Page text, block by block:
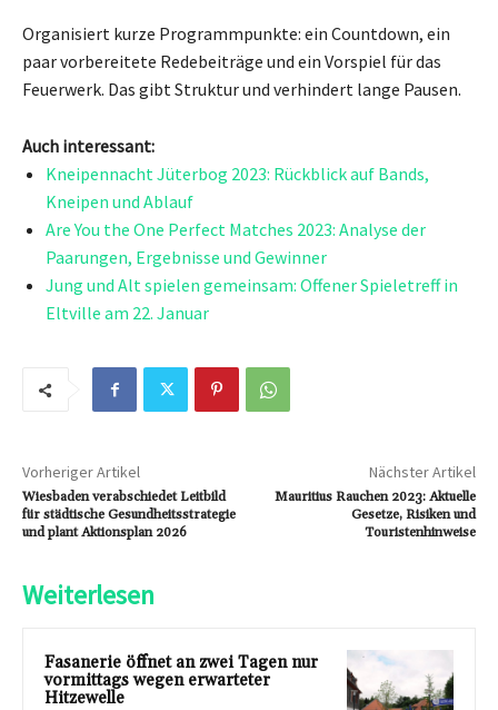
Organisiert kurze Programmpunkte: ein Countdown, ein
paar vorbereitete Redebeiträge und ein Vorspiel für das
Feuerwerk. Das gibt Struktur und verhindert lange Pausen.
Auch interessant:
Kneipennacht Jüterbog 2023: Rückblick auf Bands,
Kneipen und Ablauf
Are You the One Perfect Matches 2023: Analyse der
Paarungen, Ergebnisse und Gewinner
Jung und Alt spielen gemeinsam: Offener Spieletreff in
Eltville am 22. Januar
Vorheriger Artikel
Wiesbaden verabschiedet Leitbild
für städtische Gesundheitsstrategie
und plant Aktionsplan 2026
Nächster Artikel
Mauritius Rauchen 2023: Aktuelle
Gesetze, Risiken und
Touristenhinweise
Weiterlesen
Fasanerie öffnet an zwei Tagen nur
vormittags wegen erwarteter
Hitzewelle